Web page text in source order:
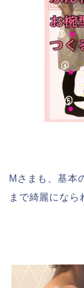
Mさまも、基本
まで綺麗になら